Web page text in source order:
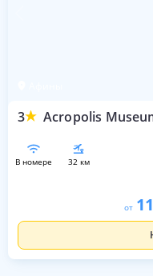
3 Acropolis
в номере 32 км
от